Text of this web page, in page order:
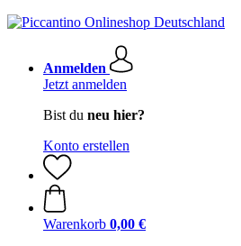
Anmelden
Jetzt anmelden
Bist du neu hier?
Konto erstellen
Warenkorb 0,00 €